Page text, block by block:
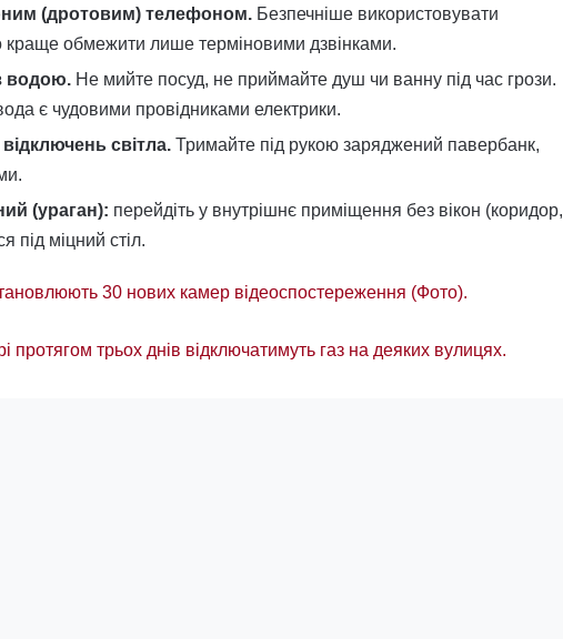
(дротовим) телефоном. Безпечніше використовувати
краще обмежити лише терміновими дзвінками.
водою. Не мийте посуд, не приймайте душ чи ванну під час грози.
є чудовими провідниками електрики.
світла. Тримайте під рукою заряджений павербанк,
(ураган): перейдіть у внутрішнє приміщення без вікон (коридор,
під міцний стіл.
30 нових камер відеоспостереження (Фото).
протягом трьох днів відключатимуть газ на деяких вулицях.